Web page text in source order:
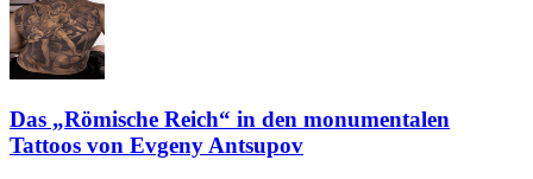
Das „Römische Reich“ in den monumentalen
Tattoos von Evgeny Antsupov